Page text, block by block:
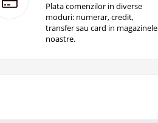
Plata comenzilor in diverse
moduri: numerar, credit,
transfer sau card in magazinele
noastre.